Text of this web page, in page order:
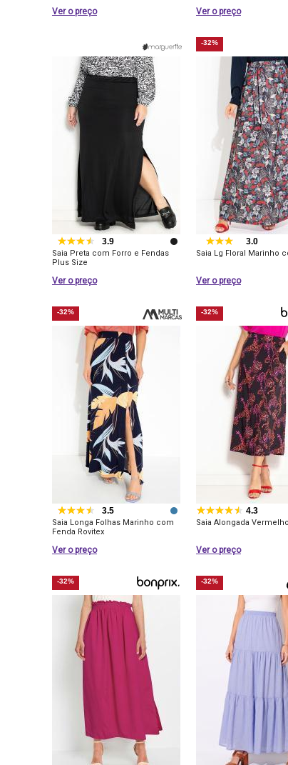
Ver o preço Ver o preço
3.9
Saia Preta com Forro e Fendas
Plus Size
Ver o preço
-32%
3.0
Saia Lg Floral Marinho
Ver o preço
-32%
3.5
Saia Longa Folhas Marinho com
Fenda Rovitex
Ver o preço
-32%
4.3
Saia Alongada
Ver o preço
-32% -32%